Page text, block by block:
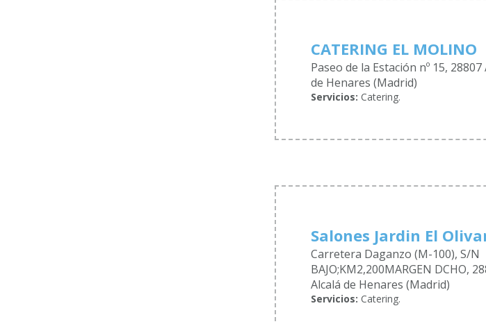
CATERING EL MOLINO
Paseo de la Estación nº 15, 28807
de Henares (Madrid)
Servicios: Catering.
Salones Jardin El
Carretera Daganzo (M-100), S/N
BAJO;KM2,200MARGEN DCHO,
Alcalá de Henares (Madrid)
Servicios: Catering.